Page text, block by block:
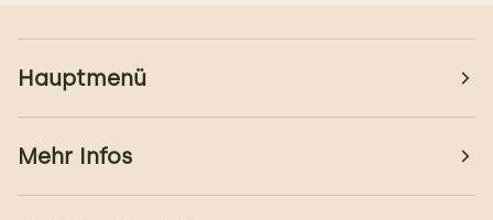
Hauptmenü
Mehr Infos